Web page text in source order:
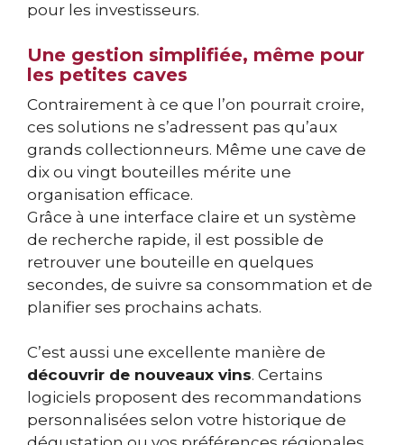
pour les investisseurs.
Une gestion simplifiée, même pour
les petites caves
Contrairement à ce que l’on pourrait croire,
ces solutions ne s’adressent pas qu’aux
grands collectionneurs. Même une cave de
dix ou vingt bouteilles mérite une
organisation efficace.
Grâce à une interface claire et un système
de recherche rapide, il est possible de
retrouver une bouteille en quelques
secondes, de suivre sa consommation et de
planifier ses prochains achats.
C’est aussi une excellente manière de
découvrir de nouveaux vins. Certains
logiciels proposent des recommandations
personnalisées selon votre historique de